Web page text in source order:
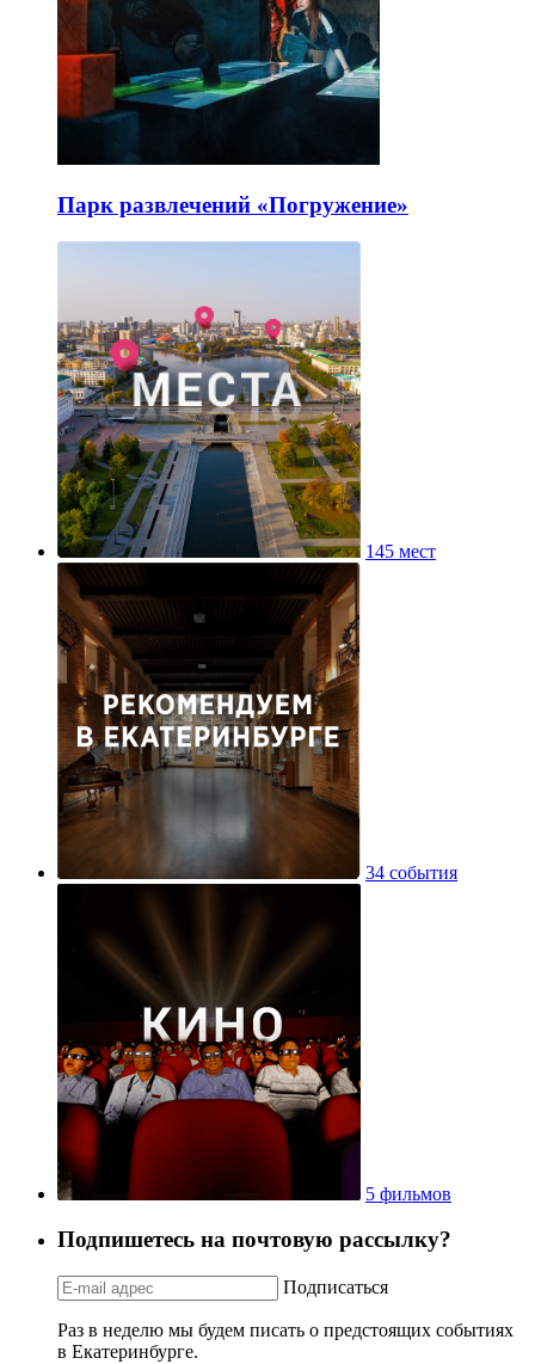
Парк развлечений «Погружение»
145 мест
34 события
5 фильмов
Подпишетесь на почтовую рассылку?
Подписаться
Раз в неделю мы будем писать о предстоящих событиях
в Екатеринбурге.